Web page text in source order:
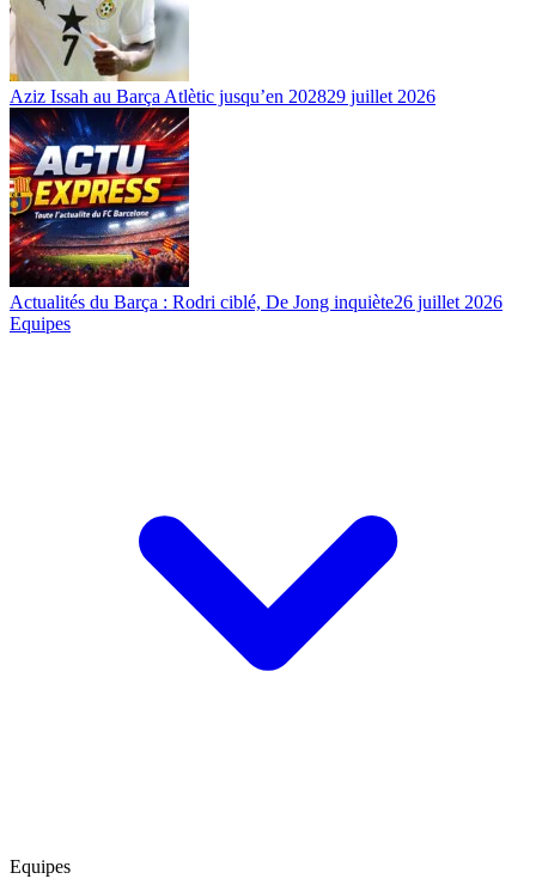
Aziz Issah au Barça Atlètic jusqu’en 202829 juillet 2026
Actualités du Barça : Rodri ciblé, De Jong inquiète26 juillet 2026
Equipes
Equipes